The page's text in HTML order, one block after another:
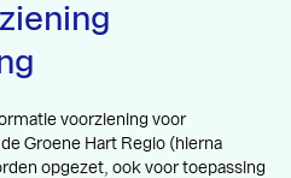
voorziening voor
Groene Hart Regio (hierna
opgezet, ook voor toepassing